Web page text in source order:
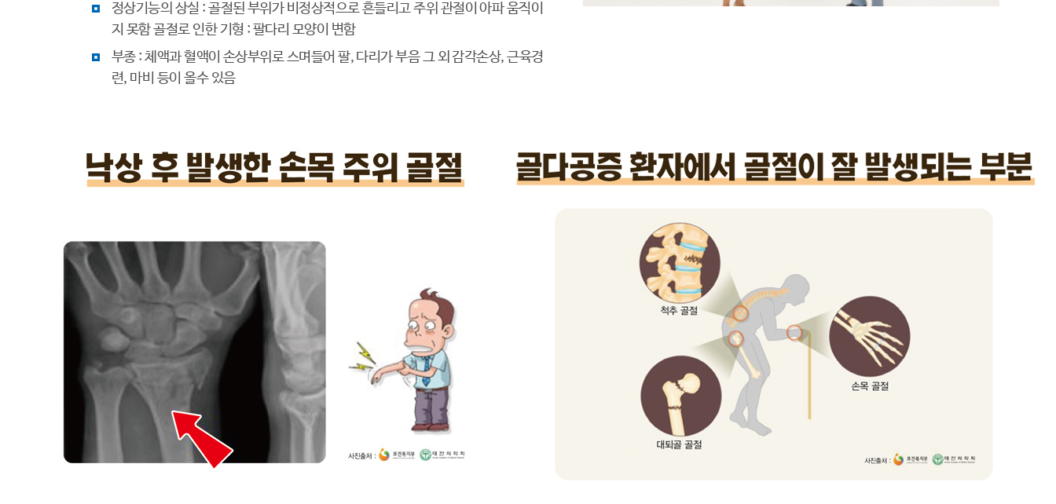
정상기능의 상실 : 골절된 부위가 비정상적으로 흔들리고 주위 관절이 아파 움직이
지 못함 골절로 인한 기형 : 팔다리 모양이 변함
부종 : 체액과 혈액이 손상부위로 스며들어 팔, 다리가 부음 그 외 감각손상, 근육경
련, 마비 등이 올수 있음